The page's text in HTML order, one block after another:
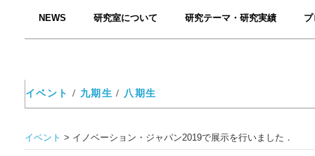
NEWS 研究室について 研究テーマ・研究実績
イベント / 九期生 / 八期生
イベント > イノベーション・ジャパン2019で展示を行いました．